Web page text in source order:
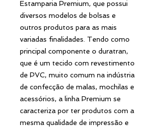
Estamparia Premium, que possui
diversos modelos de bolsas e
outros produtos para as mais
variadas finalidades. Tendo como
principal componente o duratran,
que é um tecido com revestimento
de PVC, muito comum na indústria
de confecção de malas, mochilas e
acessórios, a linha Premium se
caracteriza por ter produtos com a
mesma qualidade de impressão e